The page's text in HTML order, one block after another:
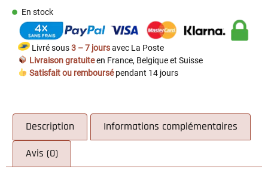
En stock
Livré sous3 – 7 joursavec La Poste
Livraison gratuiteen France, Belgique et Suisse
Satisfait ou remboursépendant 14 jours
Description Informations complémentaires
Avis (0)